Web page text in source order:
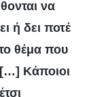
να
ή δει ποτέ
θέμα που
[…] Κάποιοι